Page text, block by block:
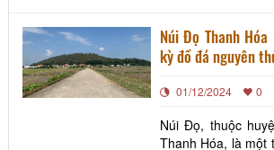
giá trị thì hệ thống
nhân, thần, thành
phật ở đây tựa
trên nền bức tranh t
Núi Đọ Thanh
kỳ đồ đá nguyên
01/12/2024 0
Núi Đọ, thuộc
Thanh Hóa, là một